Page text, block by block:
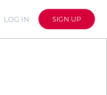
LOG IN SIGN UP